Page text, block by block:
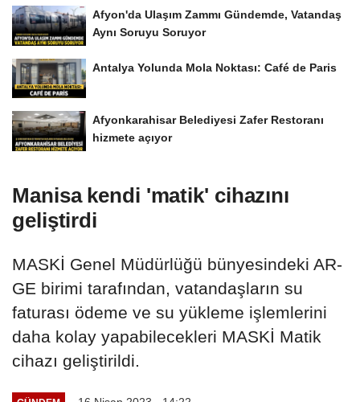
Afyon'da Ulaşım Zammı Gündemde, Vatandaş
Aynı Soruyu Soruyor
Antalya Yolunda Mola Noktası: Café de Paris
Afyonkarahisar Belediyesi Zafer Restoranı
hizmete açıyor
Manisa kendi 'matik' cihazını
geliştirdi
MASKİ Genel Müdürlüğü bünyesindeki AR-
GE birimi tarafından, vatandaşların su
faturası ödeme ve su yükleme işlemlerini
daha kolay yapabilecekleri MASKİ Matik
cihazı geliştirildi.